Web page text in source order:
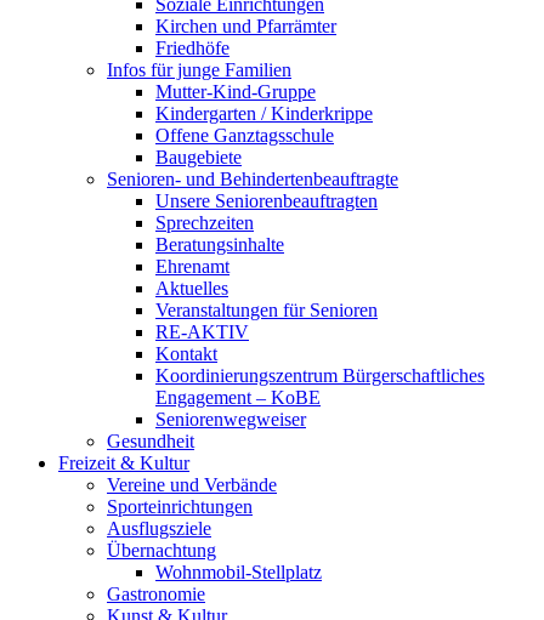
Soziale Einrichtungen
Kirchen und Pfarrämter
Friedhöfe
Infos für junge Familien
Mutter-Kind-Gruppe
Kindergarten / Kinderkrippe
Offene Ganztagsschule
Baugebiete
Senioren- und Behindertenbeauftragte
Unsere Seniorenbeauftragten
Sprechzeiten
Beratungsinhalte
Ehrenamt
Aktuelles
Veranstaltungen für Senioren
RE-AKTIV
Kontakt
Koordinierungszentrum Bürgerschaftliches
Engagement – KoBE
Seniorenwegweiser
Gesundheit
Freizeit & Kultur
Vereine und Verbände
Sporteinrichtungen
Ausflugsziele
Übernachtung
Wohnmobil-Stellplatz
Gastronomie
Kunst & Kultur